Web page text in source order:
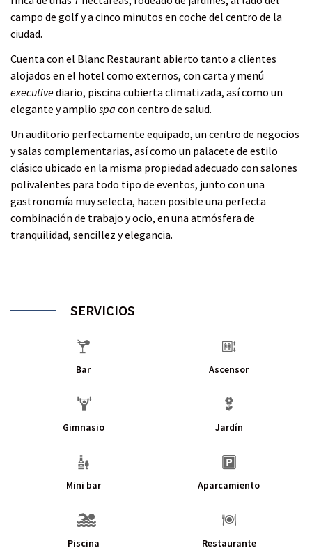
i
p
c
o
r
r
e
o
t
a
f
a
c
e
b
o
o
t
a
t
w
i
t
t
e
r
t
a
l
i
n
k
e
d
i
n
t
a
w
h
a
t
s
a
p
p
campo de golf y a cinco minutos en coche del centro de la
ciudad.
Cuenta con el Blanc Restaurant abierto tanto a clientes
alojados en el hotel como externos, con carta y menú
executivediario, piscina cubierta climatizada, así como un
elegante y amplio spa con centro de salud.
Un auditorio perfectamente equipado, un centro de negocios
y salas complementarias, así como un palacete de estilo
clásico ubicado en la misma propiedad adecuado con salones
polivalentes para todo tipo de eventos, junto con una
gastronomía muy selecta, hacen posible una perfecta
combinación de trabajo y ocio, en una atmósfera de
tranquilidad, sencillez y elegancia.
SERVICIOS
Bar Ascensor
Gimnasio Jardín
Mini bar Aparcamiento
Piscina Restaurante